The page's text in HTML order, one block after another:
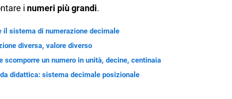
i numeri più grandi.
il sistema di numerazione decimale
diversa, valore diverso
scomporre un numero in unità, decine, centinaia
didattica: sistema decimale posizionale